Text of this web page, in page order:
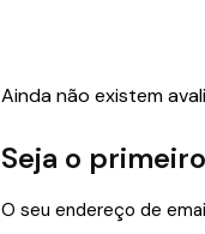
Ainda não existem
Seja o
O seu endereço de